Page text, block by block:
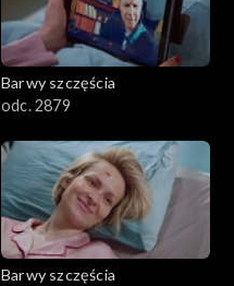
Barwy szczęścia
odc. 2879
Barwy szczęścia